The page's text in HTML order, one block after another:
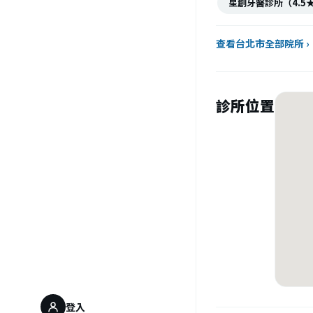
登入
查看台北市全部院所 ›
診所位置